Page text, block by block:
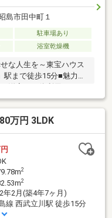
島市田中町１
駐車場あり
浴室乾燥機
な人生を～東宝ハウス
まで徒歩15分■魅力ポ
設けられた住まい。■
います。・浴室には浴
を干すことができま
中町店まで徒歩3分・
フォーム情報(2025年
レ新調・クロス全室貼
万円 3LDK
2
2
年2月(築4年7ヶ月)
線 西武立川駅 徒歩15分